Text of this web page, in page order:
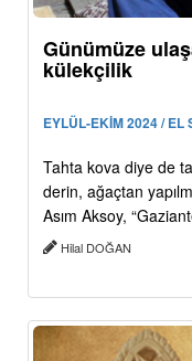
Günümüze
külekçilik
EYLÜL-EKİM 2024 / EL
Tahta kova diye de
derin, ağaçtan
Asım Aksoy,
Hilal DOĞAN